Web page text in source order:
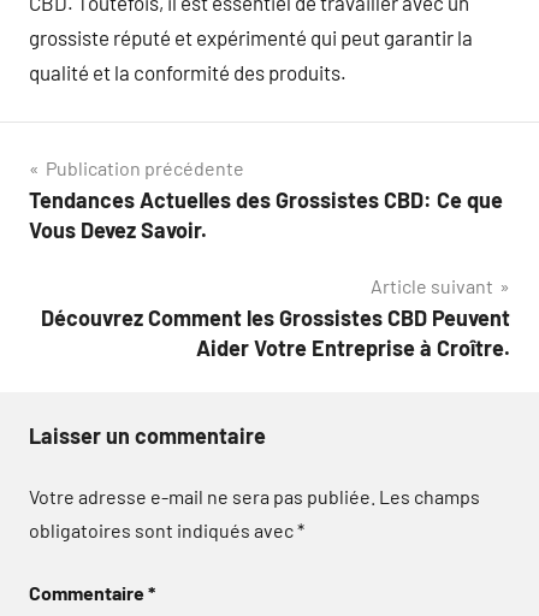
grossiste réputé et expérimenté qui peut garantir la
qualité et la conformité des produits.
Navigation
de
Publication précédente
Tendances Actuelles des Grossistes CBD: Ce que
Vous Devez Savoir.
Article suivant
Découvrez Comment les Grossistes CBD Peuvent
Aider Votre Entreprise à Croître.
Laisser un commentaire
Votre adresse e-mail ne sera pas publiée. Les champs
obligatoires sont indiqués avec*
Commentaire*